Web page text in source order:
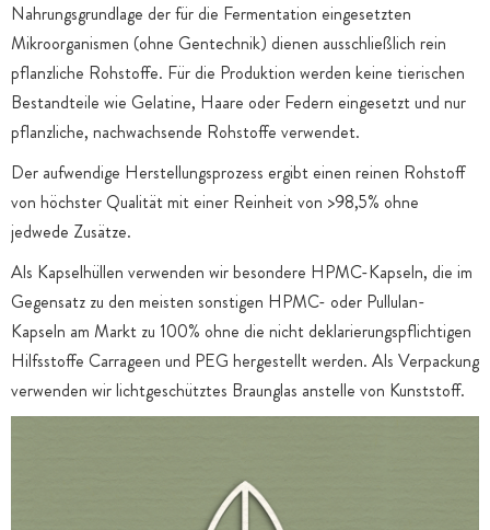
Nahrungsgrundlage der für die Fermentation eingesetzten
Mikroorganismen (ohne Gentechnik) dienen ausschließlich rein
pflanzliche Rohstoffe. Für die Produktion werden keine tierischen
Bestandteile wie Gelatine, Haare oder Federn eingesetzt und nur
pflanzliche, nachwachsende Rohstoffe verwendet.
Der aufwendige Herstellungsprozess ergibt einen reinen Rohstoff
von höchster Qualität mit einer Reinheit von >98,5% ohne
jedwede Zusätze.
Als Kapselhüllen verwenden wir besondere HPMC-Kapseln, die im
Gegensatz zu den meisten sonstigen HPMC- oder Pullulan-
Kapseln am Markt zu 100% ohne die nicht deklarierungspflichtigen
Hilfsstoffe Carrageen und PEG hergestellt werden. Als Verpackung
verwenden wir lichtgeschütztes Braunglas anstelle von Kunststoff.